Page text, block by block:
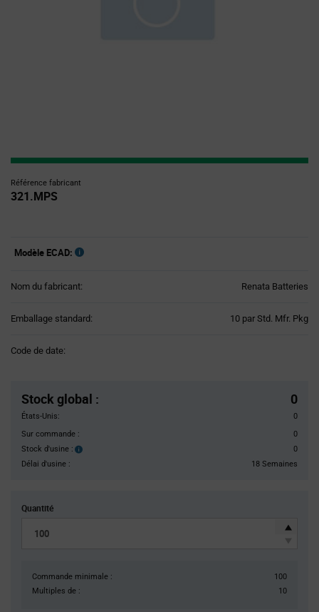
Référence fabricant
321.MPS
Modèle ECAD:
Nom du fabricant: Renata Batteries
Emballage standard: 10 par Std. Mfr. Pkg
Code de date:
Stock global : 0
États-Unis:
0
Sur commande :
0
Stock d'usine :
Stock
0
Délai d'usine :
18 Semaines
Quantité
Commande minimale :
100
Multiples de :
10